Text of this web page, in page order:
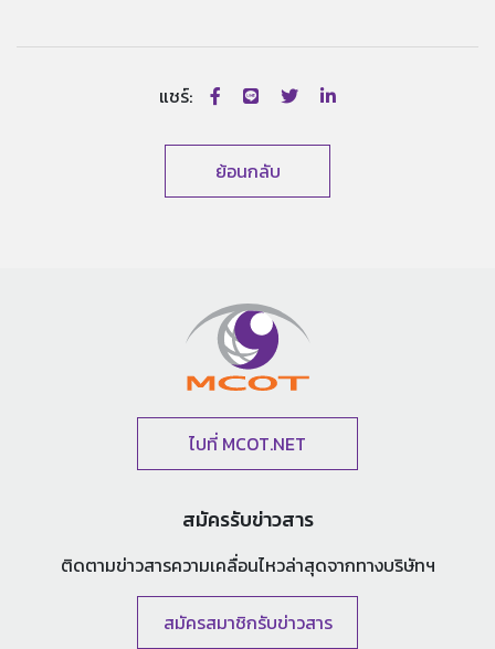
แชร์:
ย้อนกลับ
ไปที่ MCOT.NET
สมัครรับข่าวสาร
ติดตามข่าวสารความเคลื่อนไหวล่าสุดจากทางบริษัทฯ
สมัครสมาชิกรับข่าวสาร